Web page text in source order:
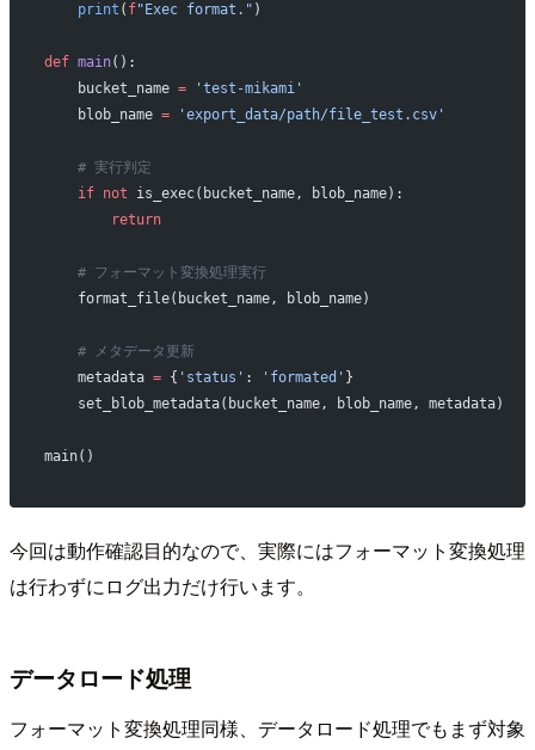
    print
( f"Exec format." )
def main():
    bucket_name
= 'test-mikami'
    blob_name
= 'export_data/path/file_test.csv'
    # 実行判定
    if
not is_exec(bucket_name, blob_name):
        return
    # フォーマット変換処理実行
    format_file(bucket_name, blob_name)
    # メタデータ更新
    metadata
= { 'status' : 'formated' }
    set_blob_metadata(bucket_name, blob_name, metadata)
main()
今回は動作確認目的なので、実際にはフォーマット変換処理
は行わずにログ出力だけ行います。
データロード処理
フォーマット変換処理同様、データロード処理でもまず対象